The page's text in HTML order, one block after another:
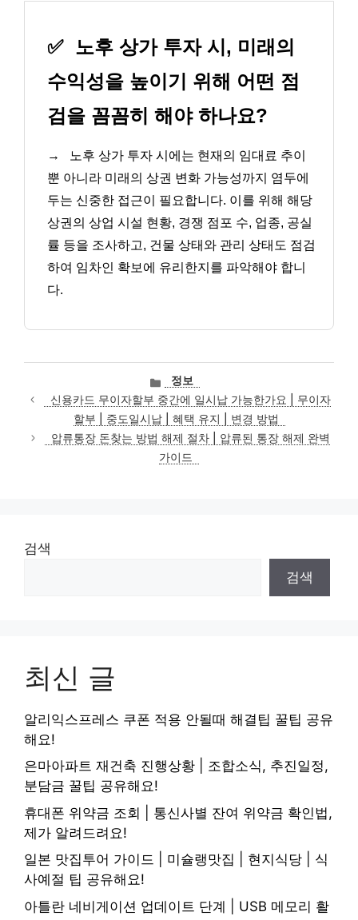
✅ 노후 상가 투자 시, 미래의
수익성을 높이기 위해 어떤 점
검을 꼼꼼히 해야 하나요?
→
노후 상가 투자 시에는 현재의 임대료 추이
뿐 아니라 미래의 상권 변화 가능성까지 염두에
두는 신중한 접근이 필요합니다. 이를 위해 해당
상권의 상업 시설 현황, 경쟁 점포 수, 업종, 공실
률 등을 조사하고, 건물 상태와 관리 상태도 점검
하여 임차인 확보에 유리한지를 파악해야 합니
다.
카
테
고
리
정보
신용카드 무이자할부 중간에 일시납 가능한가요 | 무이자
할부 | 중도일시납 | 혜택 유지 | 변경 방법
압류통장 돈찾는 방법 해제 절차 | 압류된 통장 해제 완벽
가이드
검색
검색
최신 글
알리익스프레스 쿠폰 적용 안될때 해결팁 꿀팁 공유
해요!
은마아파트 재건축 진행상황 | 조합소식, 추진일정,
분담금 꿀팁 공유해요!
휴대폰 위약금 조회 | 통신사별 잔여 위약금 확인법,
제가 알려드려요!
일본 맛집투어 가이드 | 미슐랭맛집 | 현지식당 | 식
사예절 팁 공유해요!
아틀란 네비게이션 업데이트 단계 | USB 메모리 활